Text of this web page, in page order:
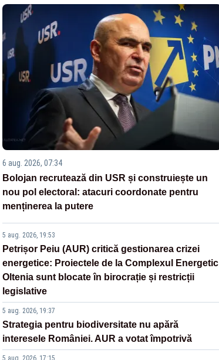
6 aug. 2026, 07:34
Bolojan recrutează din USR și construiește un
nou pol electoral: atacuri coordonate pentru
menținerea la putere
5 aug. 2026, 19:53
Petrișor Peiu (AUR) critică gestionarea crizei
energetice: Proiectele de la Complexul Energetic
Oltenia sunt blocate în birocrație și restricții
legislative
5 aug. 2026, 19:37
Strategia pentru biodiversitate nu apără
interesele României. AUR a votat împotrivă
5 aug. 2026, 17:15